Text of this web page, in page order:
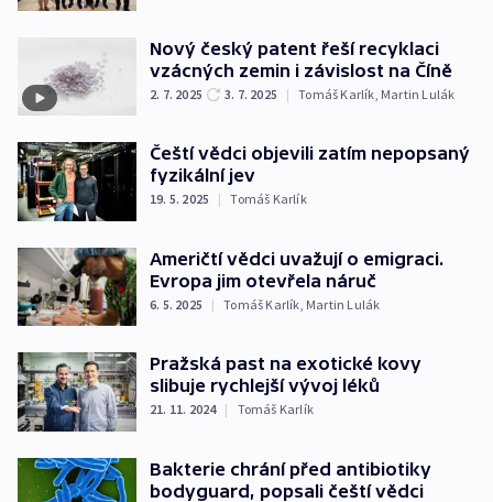
Nový český patent řeší recyklaci
vzácných zemin i závislost na Číně
2. 7. 2025 3. 7. 2025 | Tomáš Karlík Martin Lulák
Čeští vědci objevili zatím nepopsaný
fyzikální jev
19. 5. 2025 | Tomáš Karlík
Američtí vědci uvažují o emigraci.
Evropa jim otevřela náruč
6. 5. 2025 | Tomáš Karlík Martin Lulák
Pražská past na exotické kovy
slibuje rychlejší vývoj léků
21. 11. 2024 | Tomáš Karlík
Bakterie chrání před antibiotiky
bodyguard, popsali čeští vědci